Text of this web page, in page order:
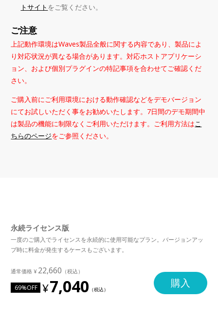
トサイト をご覧ください。
ご注意
上記動作環境はWaves製品全般に関する内容であり、製品によ
り対応状況が異なる場合があります。対応ホストアプリケーシ
ョン、および個別プラグインの特記事項を合わせてご確認くだ
さい。
ご購入前にご利用環境における動作確認などをデモバージョン
にてお試しいただく事をお勧めいたします。7日間のデモ期間中
は製品の機能に制限なくご利用いただけます。ご利用方法はこ
ちらのページをご参照ください。
永続ライセンス版
一度のご購入でライセンスを永続的に使用可能なプラン。バージョンアッ
プ時に料金が発生するケースもございます。
22,660
69%OFF 7,040 購入